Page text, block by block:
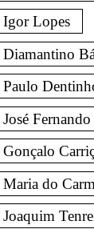
Igor Lopes
Diamantino
Paulo
José
Gonçalo
Maria do
Joaquim